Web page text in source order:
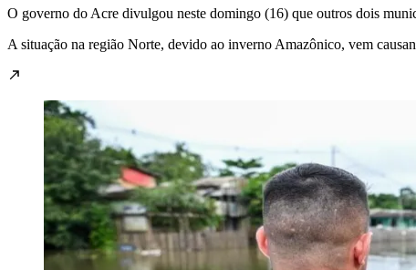
O governo do Acre divulgou neste domingo (16) que outros dois
A situação na região Norte, devido ao inverno Amazônico, vem